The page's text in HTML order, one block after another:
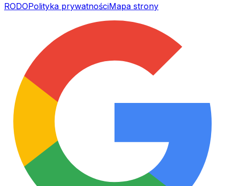
RODOPolityka prywatnościMapa strony